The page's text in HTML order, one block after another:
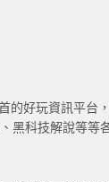
的好玩資訊平台
黑科技解說等等